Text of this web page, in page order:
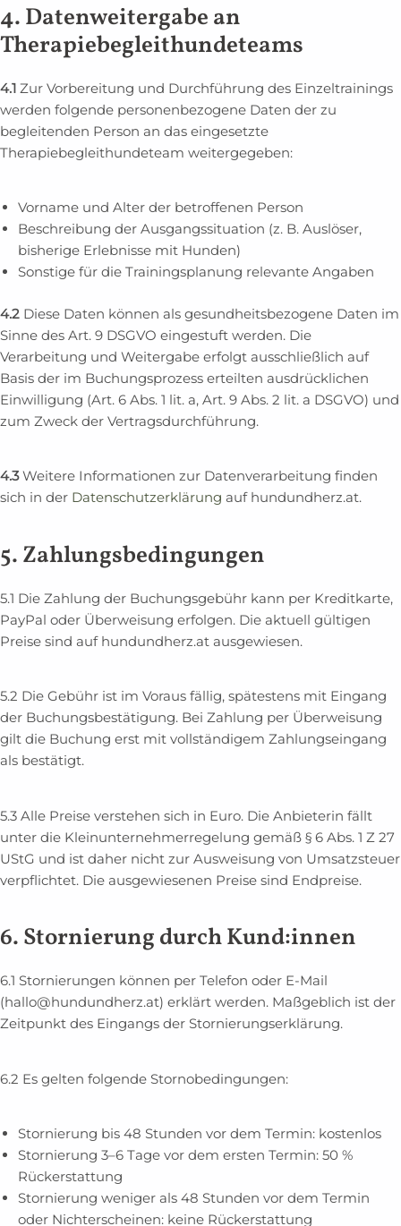
4.Datenweitergabe an
Therapiebegleithundeteams
4.1 Zur Vorbereitung und Durchführung des Einzeltrainings
werden folgende personenbezogene Daten der zu
begleitenden Person an das eingesetzte
Therapiebegleithundeteam weitergegeben:
Vorname und Alter der betroffenen Person
Beschreibung der Ausgangssituation (z. B. Auslöser,
bisherige Erlebnisse mit Hunden)
Sonstige für die Trainingsplanung relevante Angaben
4.2 Diese Daten können als gesundheitsbezogene Daten im
Sinne des Art. 9 DSGVO eingestuft werden. Die
Verarbeitung und Weitergabe erfolgt ausschließlich auf
Basis der im Buchungsprozess erteilten ausdrücklichen
Einwilligung (Art. 6 Abs. 1 lit. a, Art. 9 Abs. 2 lit. a DSGVO) und
zum Zweck der Vertragsdurchführung.
4.3Weitere Informationen zur Datenverarbeitung finden
sich in der Datenschutzerklärung auf hundundherz.at.
5. Zahlungsbedingungen
5.1 Die Zahlung der Buchungsgebühr kann per Kreditkarte,
PayPal oder Überweisung erfolgen. Die aktuell gültigen
Preise sind auf hundundherz.at ausgewiesen.
5.2 Die Gebühr ist im Voraus fällig, spätestens mit Eingang
der Buchungsbestätigung. Bei Zahlung per Überweisung
gilt die Buchung erst mit vollständigem Zahlungseingang
als bestätigt.
5.3 Alle Preise verstehen sich in Euro. Die Anbieterin fällt
unter die Kleinunternehmerregelung gemäß § 6 Abs. 1 Z 27
UStG und ist daher nicht zur Ausweisung von Umsatzsteuer
verpflichtet. Die ausgewiesenen Preise sind Endpreise.
6. Stornierungdurch Kund:innen
6.1 Stornierungen können per Telefon oder E-Mail
(hallo@hundundherz.at) erklärt werden. Maßgeblich ist der
Zeitpunkt des Eingangs der Stornierungserklärung.
6.2 Es gelten folgende Stornobedingungen:
Stornierung bis 48 Stunden vor dem Termin: kostenlos
Stornierung 3–6 Tage vor dem ersten Termin: 50 %
Rückerstattung
Stornierung weniger als 48 Stunden vor dem Termin
oder Nichterscheinen: keine Rückerstattung